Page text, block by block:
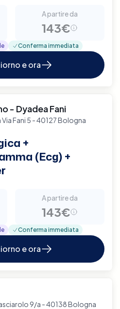
A partire da
143€
Conferma immediata
e ora
- Dyadea Fani
Via Fani 5 - 40127 Bologna
+
(Ecg) +
A partire da
143€
Conferma immediata
e ora
9/a - 40138 Bologna